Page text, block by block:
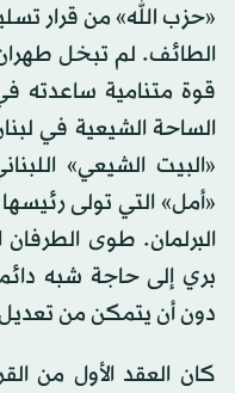
«حزب الله» من قرار
الطائف. لم تبخل
قوة متنامية ساعدته
الساحة الشيعية في
«البيت الشيعي»
البرلمان. طوى
بري إلى حاجة شبه
دون أن يتمكن من تعديل
كان العقد الأول من